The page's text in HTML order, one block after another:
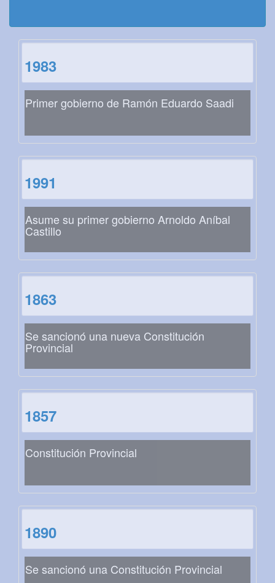
1983
Primer gobierno de Ramón Eduardo Saadi
1991
Asume su primer gobierno Arnoldo Aníbal
Castillo
1863
Se sancionó una nueva Constitución
Provincial
1857
Constitución Provincial
1890
Se sancionó una Constitución Provincial